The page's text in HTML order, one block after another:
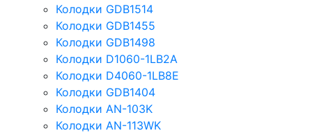
Колодки GDB1514
Колодки GDB1455
Колодки GDB1498
Колодки D1060-1LB2A
Колодки D4060-1LB8E
Колодки GDB1404
Колодки AN-103K
Колодки AN-113WK